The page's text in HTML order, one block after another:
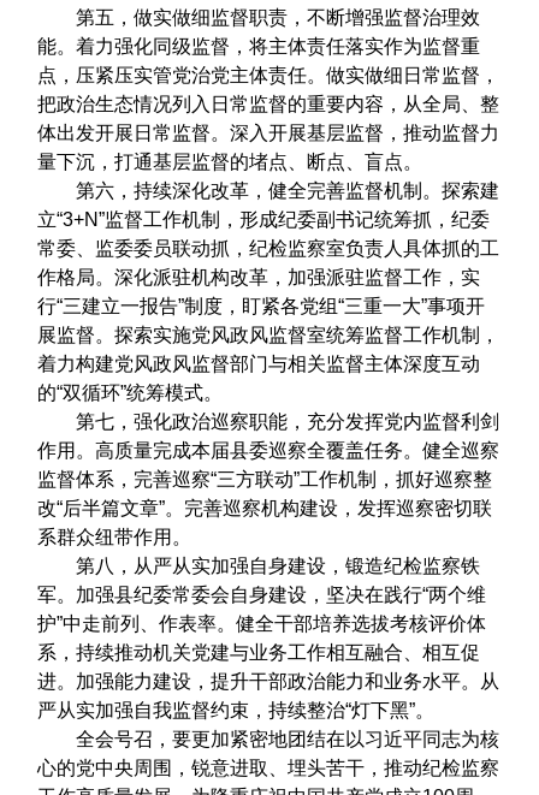
第五，做实做细监督职责，不断增强监督治理效
能。着力强化同级监督，将主体责任落实作为监督重
点，压紧压实管党治党主体责任。做实做细日常监督，
把政治生态情况列入日常监督的重要内容，从全局、整
体出发开展日常监督。深入开展基层监督，推动监督力
量下沉，打通基层监督的堵点、断点、盲点。
第六，持续深化改革，健全完善监督机制。探索建
立“3+N”监督工作机制，形成纪委副书记统筹抓，纪委
常委、监委委员联动抓，纪检监察室负责人具体抓的工
作格局。深化派驻机构改革，加强派驻监督工作，实
行“三建立一报告”制度，盯紧各党组“三重一大”事项开
展监督。探索实施党风政风监督室统筹监督工作机制，
着力构建党风政风监督部门与相关监督主体深度互动
的“双循环”统筹模式。
第七，强化政治巡察职能，充分发挥党内监督利剑
作用。高质量完成本届县委巡察全覆盖任务。健全巡察
监督体系，完善巡察“三方联动”工作机制，抓好巡察整
改“后半篇文章”。完善巡察机构建设，发挥巡察密切联
系群众纽带作用。
第八，从严从实加强自身建设，锻造纪检监察铁
军。加强县纪委常委会自身建设，坚决在践行“两个维
护”中走前列、作表率。健全干部培养选拔考核评价体
系，持续推动机关党建与业务工作相互融合、相互促
进。加强能力建设，提升干部政治能力和业务水平。从
严从实加强自我监督约束，持续整治“灯下黑”。
全会号召，要更加紧密地团结在以习近平同志为核
心的党中央周围，锐意进取、埋头苦干，推动纪检监察